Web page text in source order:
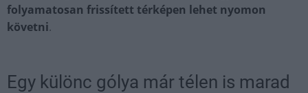
folyamatosan frissített térképen lehet nyomon
követni.
Egy különc gólya már télen is marad